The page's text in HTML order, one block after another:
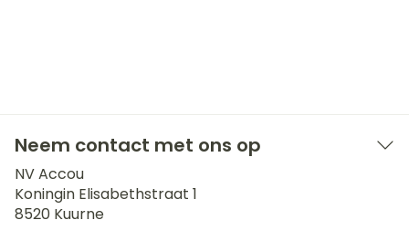
Neem contact met ons op
NV Accou
Koningin Elisabethstraat 1
8520 Kuurne